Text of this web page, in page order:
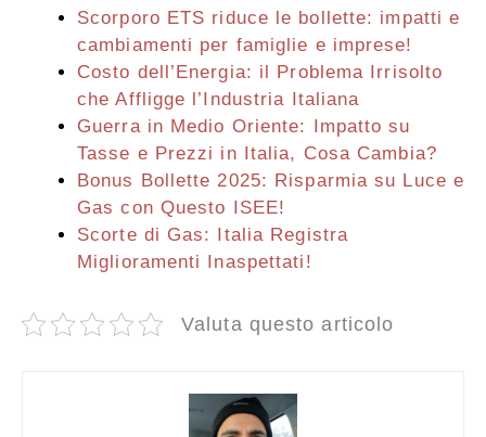
Scorporo ETS riduce le bollette: impatti e
cambiamenti per famiglie e imprese!
Costo dell’Energia: il Problema Irrisolto
che Affligge l’Industria Italiana
Guerra in Medio Oriente: Impatto su
Tasse e Prezzi in Italia, Cosa Cambia?
Bonus Bollette 2025: Risparmia su Luce e
Gas con Questo ISEE!
Scorte di Gas: Italia Registra
Miglioramenti Inaspettati!
Valuta questo articolo